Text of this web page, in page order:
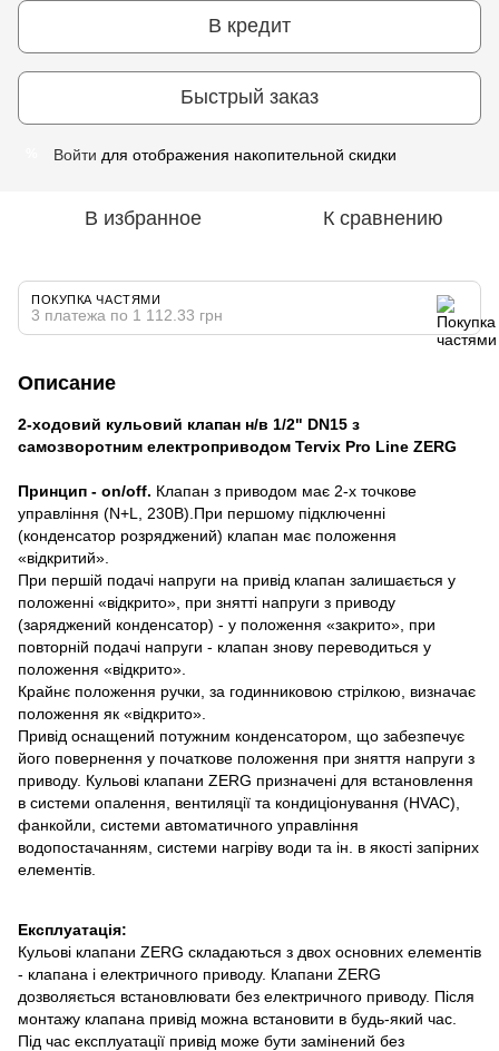
В кредит
Быстрый заказ
Войти для отображения накопительной скидки
В избранное К сравнению
ПОКУПКА ЧАСТЯМИ
3 платежа по 1 112.33 грн
Описание
2-ходовий кульовий клапан н/в 1/2" DN15 з
самозворотним електроприводом Tervix Pro Line ZERG
Принцип - on/off. Клапан з приводом має 2-х точкове
управління (N+L, 230В).При першому підключенні
(конденсатор розряджений) клапан має положення
«відкритий».
При першій подачі напруги на привід клапан залишається у
положенні «відкрито», при знятті напруги з приводу
(заряджений конденсатор) - у положення «закрито», при
повторній подачі напруги - клапан знову переводиться у
положення «відкрито».
Крайнє положення ручки, за годинниковою стрілкою, визначає
положення як «відкрито».
Привід оснащений потужним конденсатором, що забезпечує
його повернення у початкове положення при зняття напруги з
приводу. Кульові клапани ZERG призначені для встановлення
в cистеми опалення, вентиляції та кондиціонування (HVAC),
фанкойли, системи автоматичного управління
водопостачанням, системи нагріву води та ін. в якості запірних
елементів.
Експлуатація:
Кульові клапани ZERG складаються з двох основних елементів
- клапана і електричного приводу. Клапани ZERG
дозволяється встановлювати без електричного приводу. Після
монтажу клапана привід можна встановити в будь-який час.
Під час експлуатації привід може бути замінений без